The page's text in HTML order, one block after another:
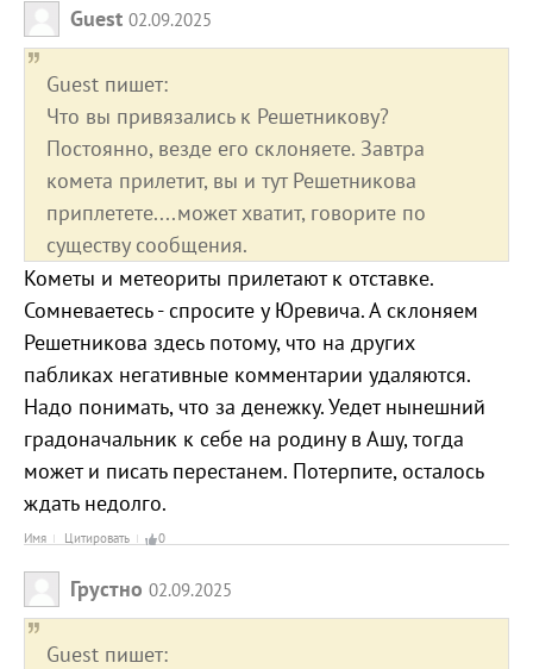
Guest 02.09.2025
Guest пишет:
Что вы привязались к Решетникову?
Постоянно, везде его склоняете. Завтра
комета прилетит, вы и тут Решетникова
приплетете....может хватит, говорите по
существу сообщения.
Кометы и метеориты прилетают к отставке.
Сомневаетесь - спросите у Юревича. А склоняем
Решетникова здесь потому, что на других
пабликах негативные комментарии удаляются.
Надо понимать, что за денежку. Уедет нынешний
градоначальник к себе на родину в Ашу, тогда
может и писать перестанем. Потерпите, осталось
ждать недолго.
Имя Цитировать 0
Грустно 02.09.2025
Guest пишет: